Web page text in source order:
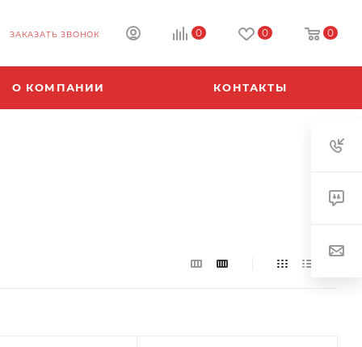
ЗАКАЗАТЬ ЗВОНОК 0 0 0
О КОМПАНИИ КОНТАКТЫ